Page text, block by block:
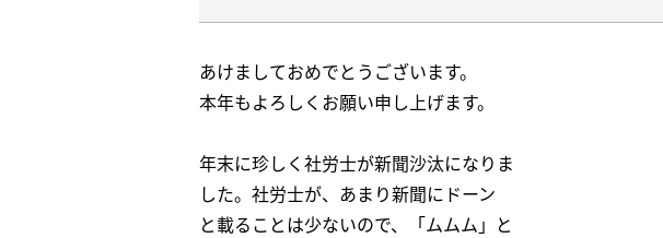
あけましておめでとうございます。
本年もよろしくお願い申し上げます。
年末に珍しく社労士が新聞沙汰になりま
した。社労士が、あまり新聞にドーン
と載ることは少ないので、「ムムム」と